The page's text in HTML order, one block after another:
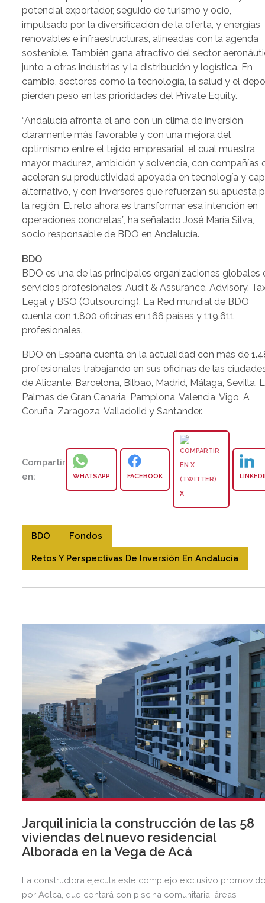
potencial exportador, seguido de turismo y ocio,
impulsado por la diversificación de la oferta, y energías
renovables e infraestructuras, alineadas con la agenda
sostenible. También gana atractivo del sector
junto a otras industrias y la distribución y logística. En
cambio, sectores como la tecnología, la salud y el
pierden peso en las prioridades del Private Equity.
“Andalucía afronta el año con un clima de inversión
claramente más favorable y con una mejora del
optimismo entre el tejido empresarial, el cual muestra
mayor madurez, ambición y solvencia, con compañías
aceleran su productividad apoyada en tecnología y
alternativo, y con inversores que refuerzan su apuesta
la región. El reto ahora es transformar esa intención en
operaciones concretas”, ha señalado José María Silva,
socio responsable de BDO en Andalucía.
BDO
BDO es una de las principales organizaciones globales
servicios profesionales: Audit & Assurance, Advisory,
Legal y BSO (Outsourcing). La Red mundial de BDO
cuenta con 1.800 oficinas en 166 países y 119.611
profesionales.
BDO en España cuenta en la actualidad con más de
profesionales trabajando en sus oficinas de las
de Alicante, Barcelona, Bilbao, Madrid, Málaga, Sevilla,
Palmas de Gran Canaria, Pamplona, Valencia, Vigo, A
Coruña, Zaragoza, Valladolid y Santander.
Compartir
en:
WHATSAPP FACEBOOK
X
BDO Fondos
Retos Y Perspectivas De Inversión En Andalucía
Jarquil inicia la construcción de las 58
viviendas del nuevo residencial
Alborada en la Vega de Acá
La constructora ejecuta este complejo exclusivo
por Aelca, que contará con piscina comunitaria, áreas